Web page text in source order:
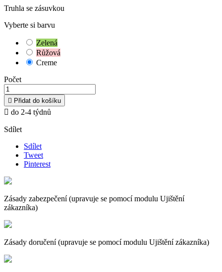
Truhla se zásuvkou
Vyberte si barvu
Zelená
Růžová
Creme
Počet
 Přidat do košíku
 do 2-4 týdnů
Sdílet
Sdílet
Tweet
Pinterest
Zásady zabezpečení (upravuje se pomocí modulu Ujištění
zákazníka)
Zásady doručení (upravuje se pomocí modulu Ujištění zákazníka)